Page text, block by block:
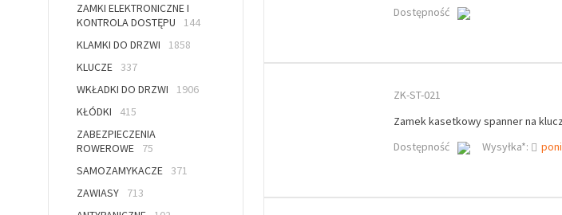
ZAMKI ELEKTRONICZNE I
KONTROLA DOSTĘPU
144
KLAMKI DO DRZWI
1858
KLUCZE
337
WKŁADKI DO DRZWI
1906
KŁÓDKI
415
ZABEZPIECZENIA
ROWEROWE
75
SAMOZAMYKACZE
371
ZAWIASY
713
Dostępność
ZK-ST-021
Zamek kasetkowy spanner na
Dostępność
Wysyłka*: